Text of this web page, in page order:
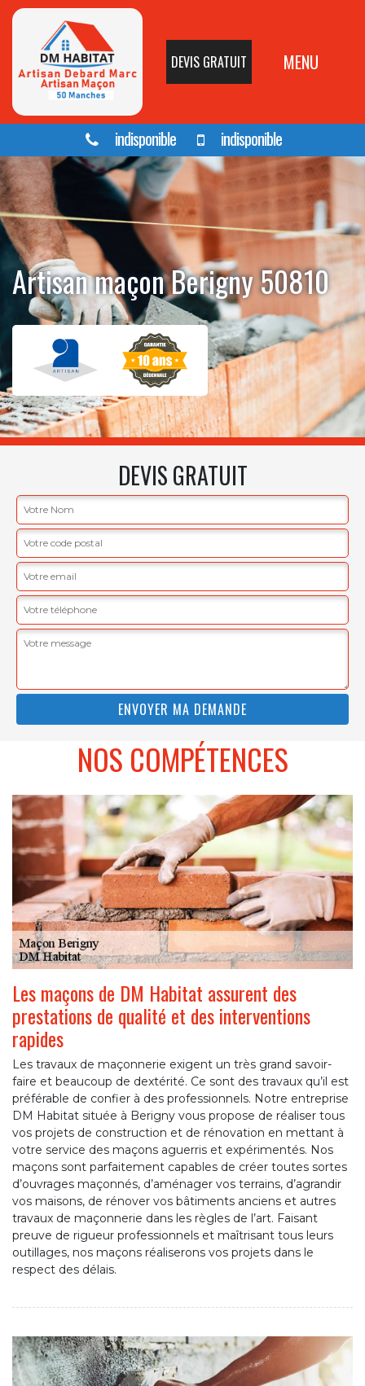
DEVIS GRATUIT MENU
indisponible indisponible
Artisan maçon Berigny 50810
DEVIS GRATUIT
NOS COMPÉTENCES
Les maçons de DM Habitat assurent des
prestations de qualité et des interventions
rapides
Les travaux de maçonnerie exigent un très grand savoir-
faire et beaucoup de dextérité. Ce sont des travaux qu’il est
préférable de confier à des professionnels. Notre entreprise
DM Habitat située à Berigny vous propose de réaliser tous
vos projets de construction et de rénovation en mettant à
votre service des maçons aguerris et expérimentés. Nos
maçons sont parfaitement capables de créer toutes sortes
d’ouvrages maçonnés, d’aménager vos terrains, d’agrandir
vos maisons, de rénover vos bâtiments anciens et autres
travaux de maçonnerie dans les règles de l’art. Faisant
preuve de rigueur professionnels et maîtrisant tous leurs
outillages, nos maçons réaliserons vos projets dans le
respect des délais.